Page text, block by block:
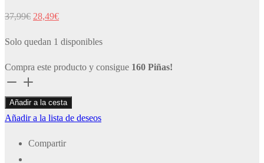
37,99€ El
original
era:
37,99€.
28,49€El
actual
es:
Solo quedan 1 disponibles
Compra este producto y consigue 160 Piñas!
Corona
Nevada
LED
Añadir a la cesta
Añadir a la lista de deseos
Compartir